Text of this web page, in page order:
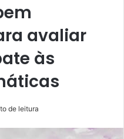
avaliar
às
de leitura